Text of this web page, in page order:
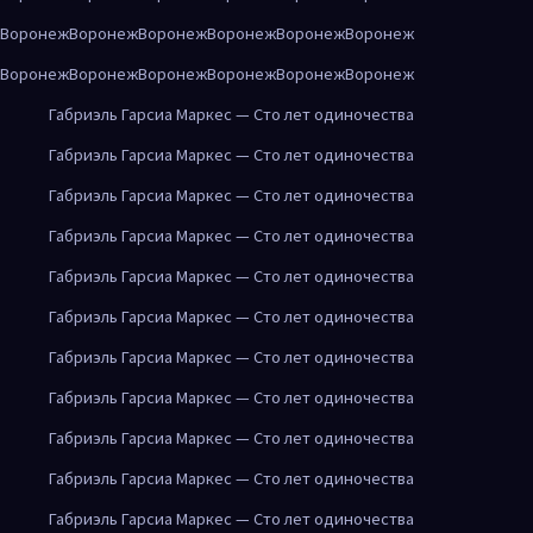
ВоронежВоронежВоронежВоронежВоронежВоронеж
ВоронежВоронежВоронежВоронежВоронежВоронеж
Габриэль Гарсиа Маркес — Сто лет одиночества
Габриэль Гарсиа Маркес — Сто лет одиночества
Габриэль Гарсиа Маркес — Сто лет одиночества
Габриэль Гарсиа Маркес — Сто лет одиночества
Габриэль Гарсиа Маркес — Сто лет одиночества
Габриэль Гарсиа Маркес — Сто лет одиночества
Габриэль Гарсиа Маркес — Сто лет одиночества
Габриэль Гарсиа Маркес — Сто лет одиночества
Габриэль Гарсиа Маркес — Сто лет одиночества
Габриэль Гарсиа Маркес — Сто лет одиночества
Габриэль Гарсиа Маркес — Сто лет одиночества